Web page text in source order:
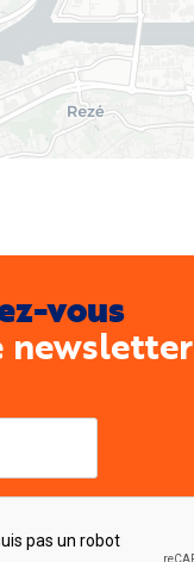
vous
newsletter